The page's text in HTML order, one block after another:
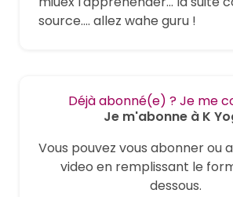
source.... allez wahe guru !
Déjà abonné(e) ? Je me
Je m'abonne à K
Vous pouvez vous abonner ou
video en remplissant le
dessous.